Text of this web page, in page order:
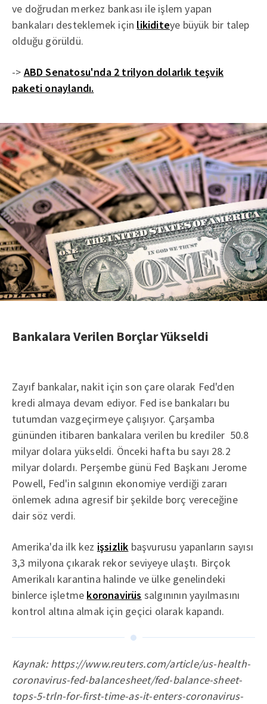
ve doğrudan merkez bankası ile işlem yapan
bankaları desteklemek için likiditeye büyük bir talep
olduğu görüldü.
-> ABD Senatosu'nda 2 trilyon dolarlık teşvik
paketi onaylandı.
Bankalara Verilen Borçlar Yükseldi
Zayıf bankalar, nakit için son çare olarak Fed'den
kredi almaya devam ediyor. Fed ise bankaları bu
tutumdan vazgeçirmeye çalışıyor. Çarşamba
gününden itibaren bankalara verilen bu krediler 50.8
milyar dolara yükseldi. Önceki hafta bu sayı 28.2
milyar dolardı. Perşembe günü Fed Başkanı Jerome
Powell, Fed'in salgının ekonomiye verdiği zararı
önlemek adına agresif bir şekilde borç vereceğine
dair söz verdi.
Amerika'da ilk kez işsizlik başvurusu yapanların sayısı
3,3 milyona çıkarak rekor seviyeye ulaştı. Birçok
Amerikalı karantina halinde ve ülke genelindeki
binlerce işletme koronavirüs salgınının yayılmasını
kontrol altına almak için geçici olarak kapandı.
Kaynak: https://www.reuters.com/article/us-health-
coronavirus-fed-balancesheet/fed-balance-sheet-
tops-5-trln-for-first-time-as-it-enters-coronavirus-